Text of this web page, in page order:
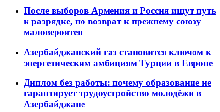
После выборов Армения и Россия ищут путь
к разрядке, но возврат к прежнему союзу
маловероятен
Азербайджанский газ становится ключом к
энергетическим амбициям Турции в Европе
Диплом без работы: почему образование не
гарантирует трудоустройство молодёжи в
Азербайджане